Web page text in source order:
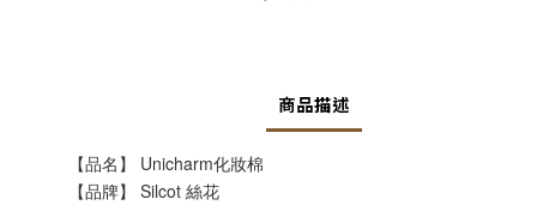
商品描述
【品名】 Unicharm化妝棉
【品牌】 Silcot 絲花